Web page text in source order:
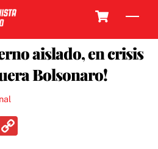
aislado, en crisis
Bolsonaro!